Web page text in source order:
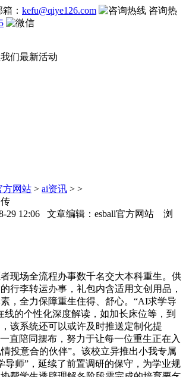
： kefu@qiye126.com
咨询热
们最新活动
方网站 > ai资讯 > >
29 12:06 文章编辑：esball官方网站 浏
场全流程办事数千名交大本科重生。供
行李转运办事，礼包内含适用文创用品，
，全力保障重生住得、舒心。“AI求学导
线的个性化深度解读，如加长床位等，到
该系统还可以或许及时推送定制化提
直陪同摆布，努力于让每一位重生正在入
情投意合的伙伴”。该校立异推出小我专属
导师”，延续了前置调研的保守，为学业规